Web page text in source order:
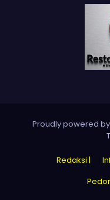
Proudly powered
Redaksi |